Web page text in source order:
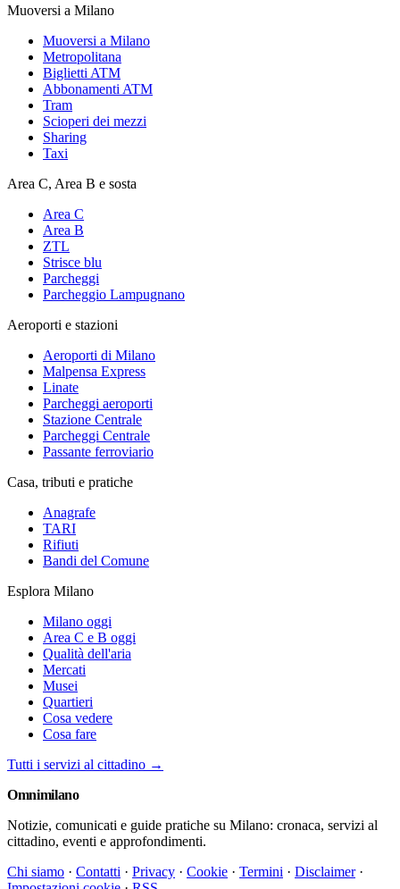
Muoversi a Milano
Muoversi a Milano
Metropolitana
Biglietti ATM
Abbonamenti ATM
Tram
Scioperi dei mezzi
Sharing
Taxi
Area C, Area B e sosta
Area C
Area B
ZTL
Strisce blu
Parcheggi
Parcheggio Lampugnano
Aeroporti e stazioni
Aeroporti di Milano
Malpensa Express
Linate
Parcheggi aeroporti
Stazione Centrale
Parcheggi Centrale
Passante ferroviario
Casa, tributi e pratiche
Anagrafe
TARI
Rifiuti
Bandi del Comune
Esplora Milano
Milano oggi
Area C e B oggi
Qualità dell'aria
Mercati
Musei
Quartieri
Cosa vedere
Cosa fare
Tutti i servizi al cittadino →
Omnimilano
Notizie, comunicati e guide pratiche su Milano: cronaca, servizi al
cittadino, eventi e approfondimenti.
Chi siamo · Contatti · Privacy · Cookie · Termini · Disclaimer ·